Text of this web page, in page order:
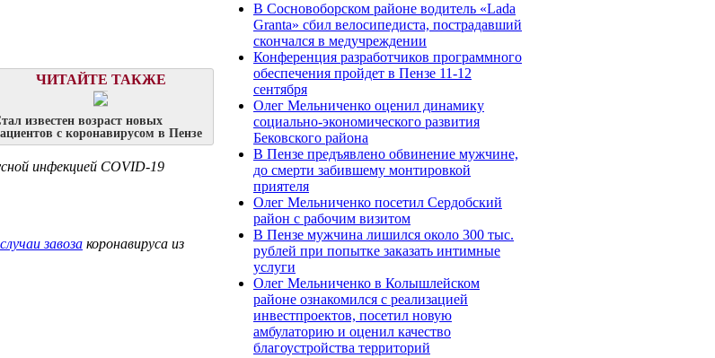
ЧИТАЙТЕ ТАКЖЕ
известен возраст новых
с коронавирусом в Пензе
инфекцией COVID-19
случаи завоза коронавируса из
В Сосновоборском районе водитель «Lada
Granta» сбил велосипедиста, пострадавший
скончался в медучреждении
Конференция разработчиков программного
обеспечения пройдет в Пензе 11-12
сентября
Олег Мельниченко оценил динамику
социально-экономического развития
Бековского района
В Пензе предъявлено обвинение мужчине,
до смерти забившему монтировкой
приятеля
Олег Мельниченко посетил Сердобский
район с рабочим визитом
В Пензе мужчина лишился около 300 тыс.
рублей при попытке заказать интимные
услуги
Олег Мельниченко в Колышлейском
районе ознакомился с реализацией
инвестпроектов, посетил новую
амбулаторию и оценил качество
благоустройства территорий